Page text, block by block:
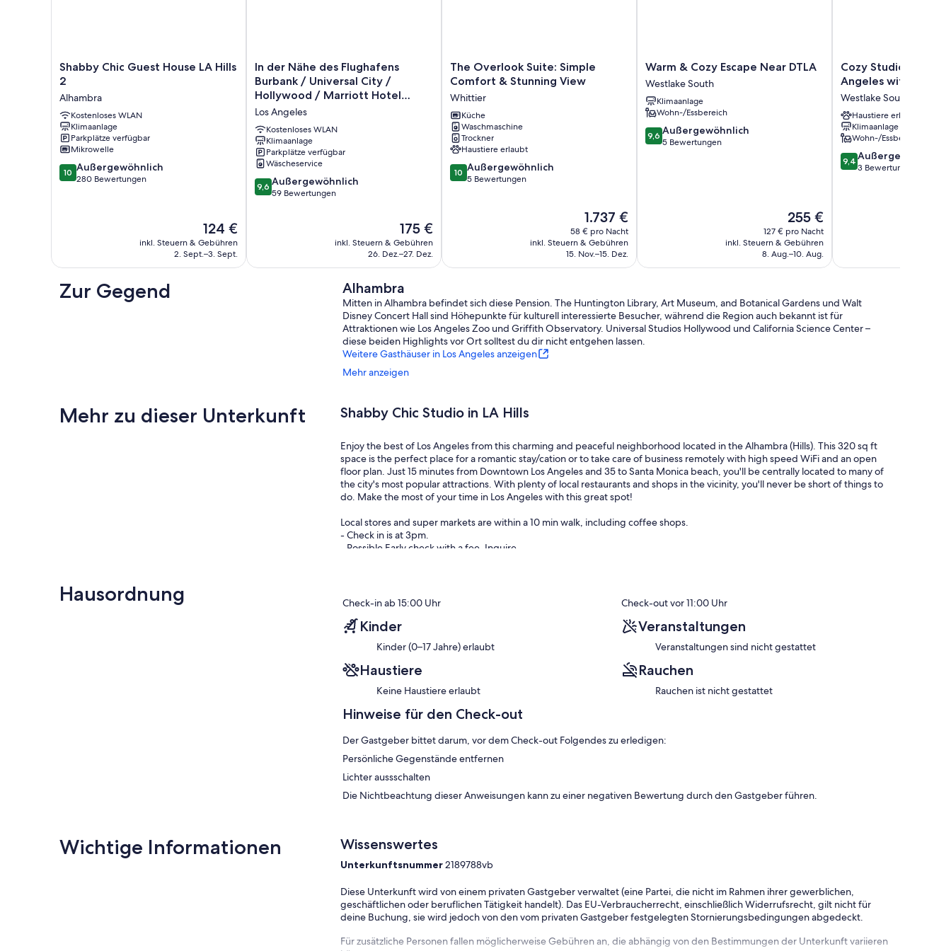
Shabby
Chic
House
LA
Hills
2
Alhambra
Shabby Chic Guest House LA Hills
2
Alhambra
Kostenloses WLAN
Klimaanlage
Parkplätze verfügbar
Mikrowelle
10.0
von
10 Außergewöhnlich
280 Bewertungen
Der
Preis
beträgt
124 €
inkl. Steuern & Gebühren
2. Sept.–3. Sept.
In
der
Nähe
des
Flughafens
Burbank
/
Universal
City
/
Hollywood
Angeles
In der Nähe des Flughafens
Burbank / Universal City /
Hollywood / Marriott Hotel
Burbank
Los Angeles
Kostenloses WLAN
Klimaanlage
Parkplätze verfügbar
Wäscheservice
9.6
von
9,6 Außergewöhnlich
59 Bewertungen
Der
Preis
beträgt
175 €
inkl. Steuern & Gebühren
26. Dez.–27. Dez.
The
Overlook
Simple
Comfort
&
Stunning
View
Whittier
The Overlook Suite: Simple
Comfort & Stunning View
Whittier
Küche
Waschmaschine
Trockner
Haustiere erlaubt
10.0
von
10 Außergewöhnlich
5 Bewertungen
Der
Preis
beträgt
1.737 €
1.737 €
58 € pro Nacht
inkl. Steuern & Gebühren
15. Nov.–15. Dez.
Warm
&
Cozy
Escape
Near
DTLA
Westlake
Warm & Cozy Escape Near DTLA
Westlake South
Klimaanlage
Wohn-/Essbereich
9.6
von
9,6 Außergewöhnlich
5 Bewertungen
Der
Preis
beträgt
255 €
255 €
127 € pro Nacht
inkl. Steuern & Gebühren
8. Aug.–10. Aug.
Cozy
Studio
peaceful
Los
Angeles
with
AC
Westlake
Cozy Studio in
Angeles with AC
Westlake South
Haustiere erlaubt
Klimaanlage
Wohn-/Essbereich
9.4
von
9,4 Außergewöhnlich
3 Bewertungen
Zur Gegend Alhambra
Mitten in Alhambra befindet sich diese Pension. The Huntington Library, Art Museum, and Botanical Gardens und Walt
Disney Concert Hall sind Höhepunkte für kulturell interessierte Besucher, während die Region auch bekannt ist für
Attraktionen wie Los Angeles Zoo und Griffith Observatory. Universal Studios Hollywood und California Science Center –
diese beiden Highlights vor Ort solltest du dir nicht entgehen lassen.
Weitere Gasthäuser in Los Angeles anzeigen
Mehr anzeigen
Mehr zu dieser Unterkunft Shabby Chic Studio in LA Hills
Enjoy the best of Los Angeles from this charming and peaceful neighborhood located in the Alhambra (Hills). This 320 sq ft
space is the perfect place for a romantic stay/cation or to take care of business remotely with high speed WiFi and an open
floor plan. Just 15 minutes from Downtown Los Angeles and 35 to Santa Monica beach, you'll be centrally located to many of
the city's most popular attractions. With plenty of local restaurants and shops in the vicinity, you'll never be short of things to
do. Make the most of your time in Los Angeles with this great spot!
Local stores and super markets are within a 10 min walk, including coffee shops.
- Check in is at 3pm.
- Possible Early check with a fee. Inquire
Hausordnung Check-in ab 15:00 Uhr Check-out vor 11:00 Uhr
Kinder
Kinder (0–17 Jahre) erlaubt
Veranstaltungen
Veranstaltungen sind nicht gestattet
Haustiere
Keine Haustiere erlaubt
Rauchen
Rauchen ist nicht gestattet
Hinweise für den Check-out
Der Gastgeber bittet darum, vor dem Check-out Folgendes zu erledigen:
Persönliche Gegenstände entfernen
Lichter aussschalten
Die Nichtbeachtung dieser Anweisungen kann zu einer negativen Bewertung durch den Gastgeber führen.
Wichtige Informationen Wissenswertes
Unterkunftsnummer2189788vb
Diese Unterkunft wird von einem privaten Gastgeber verwaltet (eine Partei, die nicht im Rahmen ihrer gewerblichen,
geschäftlichen oder beruflichen Tätigkeit handelt). Das EU-Verbraucherrecht, einschließlich Widerrufsrecht, gilt nicht für
deine Buchung, sie wird jedoch von den vom privaten Gastgeber festgelegten Stornierungsbedingungen abgedeckt.
Für zusätzliche Personen fallen möglicherweise Gebühren an, die abhängig von den Bestimmungen der Unterkunft variieren